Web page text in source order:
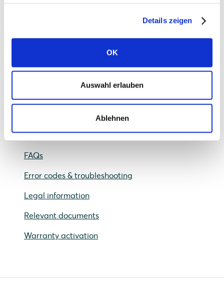
Details zeigen
OK
Auswahl erlauben
Ablehnen
Frequently asked questions
Planning
Operation
FAQs
Error codes & troubleshooting
Legal information
Relevant documents
Warranty activation